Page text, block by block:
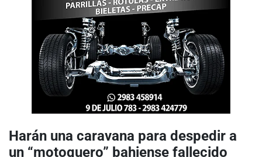
Harán una caravana para despedir a
un “motoquero” bahiense fallecido